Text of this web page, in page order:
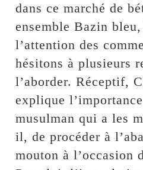
dans ce marché de
ensemble Bazin
l’attention des
hésitons à plusieurs
l’aborder. Réceptif,
explique
musulman qui a les
il, de procéder à
mouton à l’occasion